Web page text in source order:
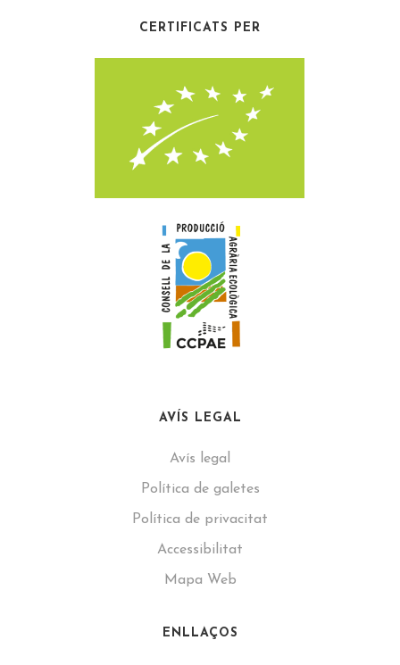
CERTIFICATS PER
AVÍS LEGAL
Avís legal
Política de galetes
Política de privacitat
Accessibilitat
Mapa Web
ENLLAÇOS